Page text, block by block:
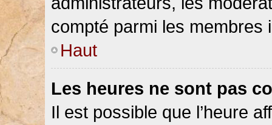
compté parmi les membres
Haut
Les heures ne sont pas
Il est possible que l’heure